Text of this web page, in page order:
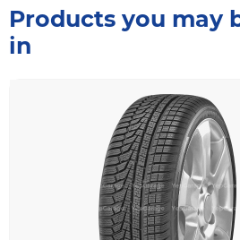
Products you may
in